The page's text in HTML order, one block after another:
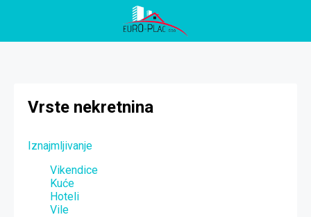
Vrste nekretnina
Iznajmljivanje
Vikendice
Kuće
Hoteli
Vile